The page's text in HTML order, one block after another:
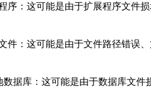
序：这可能是由于扩展程序文件
件：这可能是由于文件路径错误
数据库：这可能是由于数据库文